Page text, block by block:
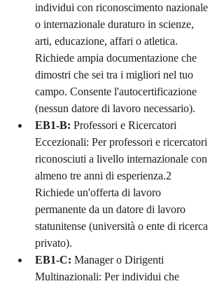
individui con riconoscimento nazionale
o internazionale duraturo in scienze,
arti, educazione, affari o atletica.
Richiede ampia documentazione che
dimostri che sei tra i migliori nel tuo
campo. Consente l'autocertificazione
(nessun datore di lavoro necessario).
EB1-B: Professori e Ricercatori
Eccezionali: Per professori e ricercatori
riconosciuti a livello internazionale con
almeno tre anni di esperienza.2
Richiede un'offerta di lavoro
permanente da un datore di lavoro
statunitense (università o ente di ricerca
privato).
EB1-C: Manager o Dirigenti
Multinazionali: Per individui che